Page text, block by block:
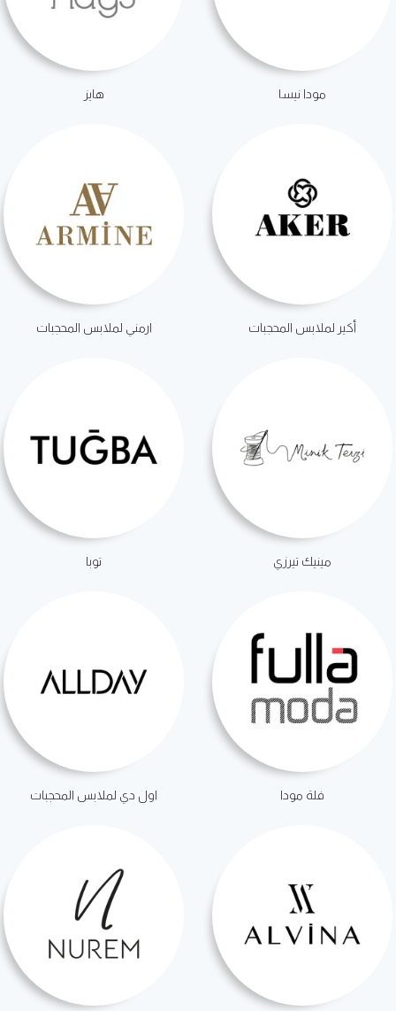
مودا نيسا هايز
أكير لملابس المحجبات ارمني لملابس المحجبات
مينيك تيرزي توبا
فلة مودا اول دي لملابس المحجبات